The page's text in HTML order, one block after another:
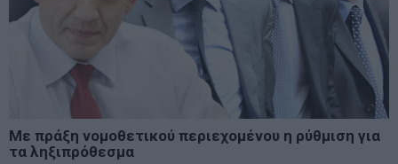
Με πράξη νομοθετικού περιεχομένου η ρύθμιση για
τα ληξιπρόθεσμα